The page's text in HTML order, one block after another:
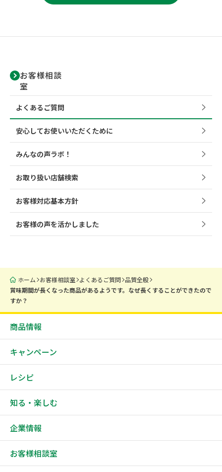
お客様相談
室
よくあるご質問
安心してお使いいただくために
みんなの声ラボ！
お取り扱い店舗検索
お客様対応基本方針
お客様の声を活かしました
ホーム お客様相談室 よくあるご質問 品質全般
賞味期間が長くなった商品があるようです。なぜ長くすることができたので
すか？
商品情報
キャンペーン
レシピ
知る・楽しむ
企業情報
お客様相談室